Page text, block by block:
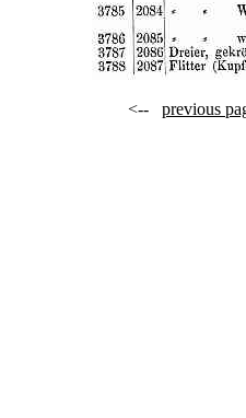
<-- previous